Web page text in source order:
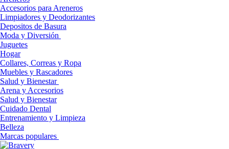
Accesorios para Areneros
Limpiadores y Deodorizantes
Depositos de Basura
Moda y Diversión
Juguetes
Hogar
Collares, Correas y Ropa
Muebles y Rascadores
Salud y Bienestar
Arena y Accesorios
Salud y Bienestar
Cuidado Dental
Entrenamiento y Limpieza
Belleza
Marcas populares